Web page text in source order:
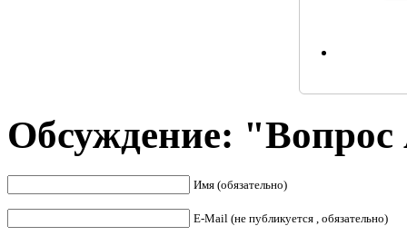
Обсуждение:
Имя (обязательно)
E-Mail (не публикуется , обязательно)